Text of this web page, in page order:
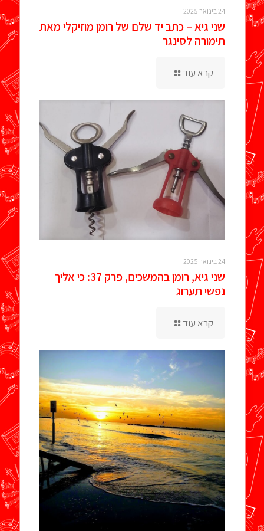
24 בינואר 2025
שני גיא – כתב יד שלם של רומן מוזיקלי מאת
תימורה לסינגר
קרא עוד
24 בינואר 2025
שני גיא, רומן בהמשכים, פרק 37: כי אליך
נפשי תערוג
קרא עוד